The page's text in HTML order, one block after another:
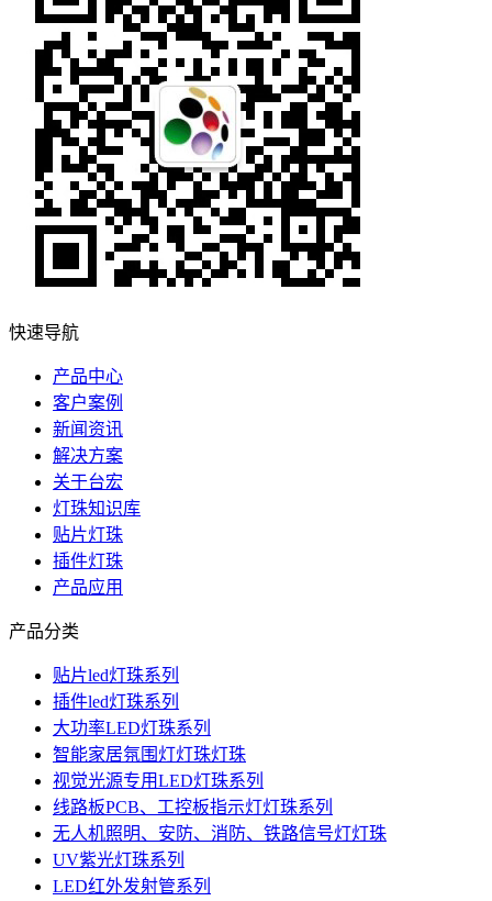
快速导航
产品中心
客户案例
新闻资讯
解决方案
关于台宏
灯珠知识库
贴片灯珠
插件灯珠
产品应用
产品分类
贴片led灯珠系列
插件led灯珠系列
大功率LED灯珠系列
智能家居氛围灯灯珠灯珠
视觉光源专用LED灯珠系列
线路板PCB、工控板指示灯灯珠系列
无人机照明、安防、消防、铁路信号灯灯珠
UV紫光灯珠系列
LED红外发射管系列